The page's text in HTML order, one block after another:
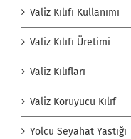
Valiz Kılıfı Kullanımı
Valiz Kılıfı Üretimi
Valiz Kılıfları
Valiz Koruyucu Kılıf
Yolcu Seyahat Yastığı